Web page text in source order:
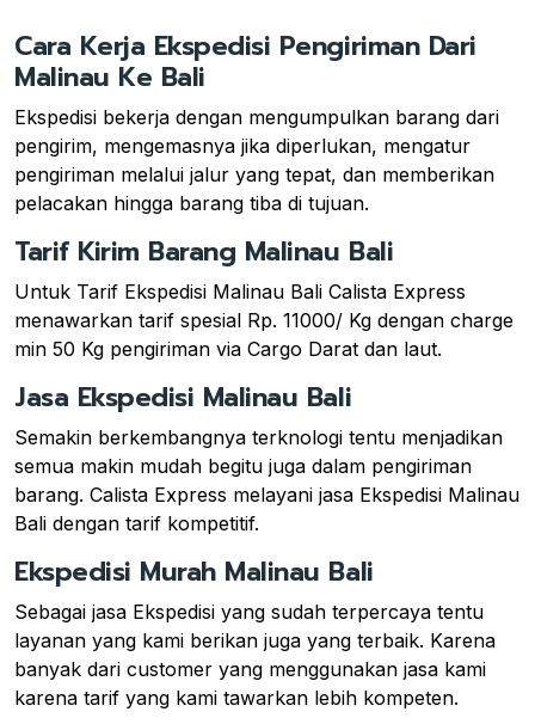
Cara Kerja Ekspedisi Pengiriman Dari
Malinau Ke Bali
Ekspedisi bekerja dengan mengumpulkan barang dari
pengirim, mengemasnya jika diperlukan, mengatur
pengiriman melalui jalur yang tepat, dan memberikan
pelacakan hingga barang tiba di tujuan.
Tarif Kirim Barang Malinau Bali
Untuk Tarif Ekspedisi Malinau Bali Calista Express
menawarkan tarif spesial Rp. 11000/ Kg dengan charge
min 50 Kg pengiriman via Cargo Darat dan laut.
Jasa Ekspedisi Malinau Bali
Semakin berkembangnya terknologi tentu menjadikan
semua makin mudah begitu juga dalam pengiriman
barang. Calista Express melayani jasa Ekspedisi Malinau
Bali dengan tarif kompetitif.
Ekspedisi Murah Malinau Bali
Sebagai jasa Ekspedisi yang sudah terpercaya tentu
layanan yang kami berikan juga yang terbaik. Karena
banyak dari customer yang menggunakan jasa kami
karena tarif yang kami tawarkan lebih kompeten.